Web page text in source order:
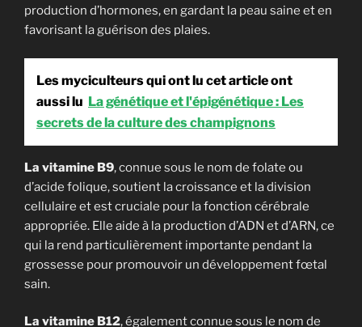
production d’hormones, en gardant la peau saine et en
favorisant la guérison des plaies.
Les myciculteurs qui ont lu cet article ont
aussi lu La génétique et l'épigénétique : Les
secrets de la culture des champignons
La vitamine B9, connue sous le nom de folate ou
d’acide folique, soutient la croissance et la division
cellulaire et est cruciale pour la fonction cérébrale
appropriée. Elle aide à la production d’ADN et d’ARN, ce
qui la rend particulièrement importante pendant la
grossesse pour promouvoir un développement fœtal
sain.
La vitamine B12, également connue sous le nom de